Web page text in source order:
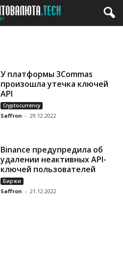
У платформы 3Commas
произошла утечка ключей
API
Cryptocurrency
Saffron - 29.12.2022
Binance предупредила об
удалении неактивных API-
ключей пользователей
Биржи
Saffron - 21.12.2022